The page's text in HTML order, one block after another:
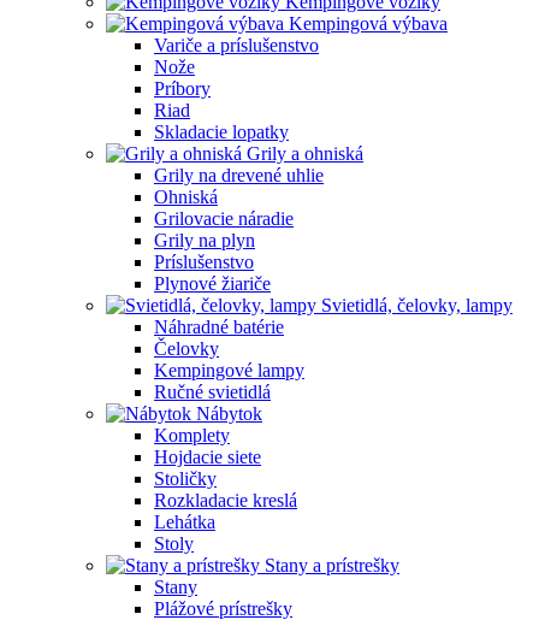
Kempingová výbava
Variče a príslušenstvo
Nože
Príbory
Riad
Skladacie lopatky
Grily a ohniská
Grily na drevené uhlie
Ohniská
Grilovacie náradie
Grily na plyn
Príslušenstvo
Plynové žiariče
Svietidlá, čelovky, lampy
Náhradné batérie
Čelovky
Kempingové lampy
Ručné svietidlá
Nábytok
Komplety
Hojdacie siete
Stoličky
Rozkladacie kreslá
Lehátka
Stoly
Stany a prístrešky
Stany
Plážové prístrešky